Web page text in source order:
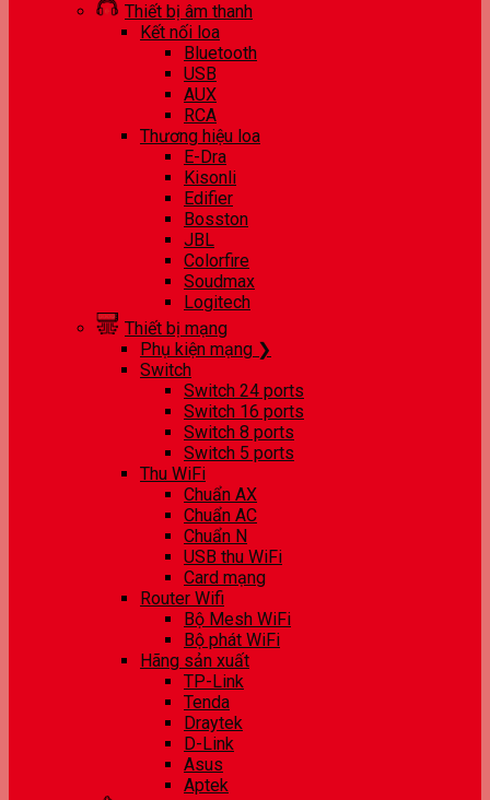
Thiết bị âm thanh
Kết nối loa
Bluetooth
USB
AUX
RCA
Thương hiệu loa
E-Dra
Kisonli
Edifier
Bosston
JBL
Colorfire
Soudmax
Logitech
Thiết bị mạng
Phụ kiện mạng ❯
Switch
Switch 24 ports
Switch 16 ports
Switch 8 ports
Switch 5 ports
Thu WiFi
Chuẩn AX
Chuẩn AC
Chuẩn N
USB thu WiFi
Card mạng
Router Wifi
Bộ Mesh WiFi
Bộ phát WiFi
Hãng sản xuất
TP-Link
Tenda
Draytek
D-Link
Asus
Aptek